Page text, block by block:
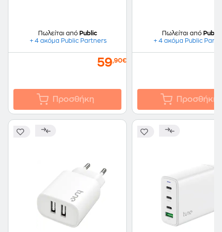
Πωλείται από Public
+ 4 ακόμα Public Partners
59,90€
Προσθήκη
Πωλείται από Public
+ 4 ακόμα Public
Προσθήκη